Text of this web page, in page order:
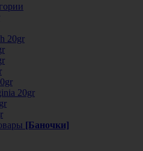
20gr
20gr
[Баночки]